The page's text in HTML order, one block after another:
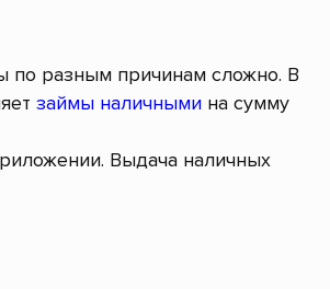
по разным причинам сложно. В
займы наличными на сумму
Выдача наличных